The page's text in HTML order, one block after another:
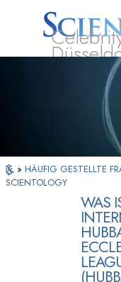
Scientology?
» HÄUFIG GESTELLTE
SCIENTOLOGY
WAS